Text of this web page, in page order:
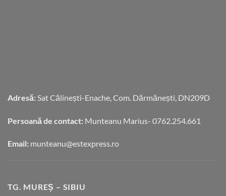
Adresă: Sat Călinești-Enache, Com. Dărmănești, DN209D
Persoană de contact: Munteanu Marius- 0762.254.661
Email: munteanu@estexpress.ro
TG. MUREȘ – SIBIU